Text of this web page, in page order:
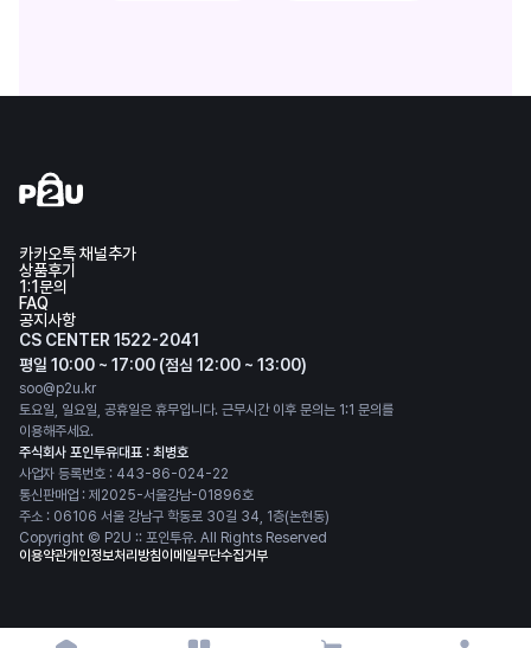
카카오톡 채널추가
상품후기
1:1문의
FAQ
공지사항
CS CENTER 1522-2041
평일 10:00 ~ 17:00 (점심 12:00 ~ 13:00)
soo@p2u.kr
토요일, 일요일, 공휴일은 휴무입니다. 근무시간 이후 문의는 1:1 문의를
이용해주세요.
주식회사 포인투유대표 : 최병호
사업자 등록번호 : 443-86-024-22
통신판매업 : 제2025-서울강남-01896호
주소 : 06106 서울 강남구 학동로 30길 34, 1층(논현동)
Copyright © P2U :: 포인투유. All Rights Reserved
이용약관개인정보처리방침이메일무단수집거부